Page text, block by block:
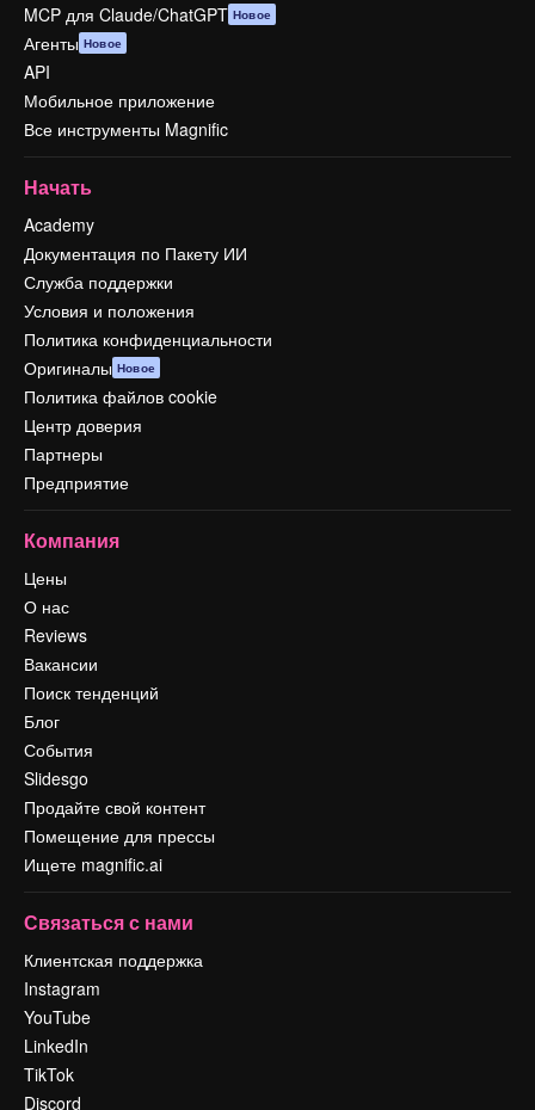
MCP для Claude/ChatGPT Новое
Агенты Новое
API
Мобильное приложение
Все инструменты Magnific
Начать
Academy
Документация по Пакету ИИ
Служба поддержки
Условия и положения
Политика конфиденциальности
Оригиналы Новое
Политика файлов cookie
Центр доверия
Партнеры
Предприятие
Компания
Цены
О нас
Reviews
Вакансии
Поиск тенденций
Блог
События
Slidesgo
Продайте свой контент
Помещение для прессы
Ищете magnific.ai
Связаться с нами
Клиентская поддержка
Instagram
YouTube
LinkedIn
TikTok
Discord